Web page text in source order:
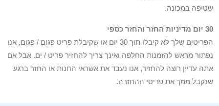
שטיפה במכונה.
30 יום מדיניות החזר והחזר כספי
הפריטים שלך לא קיבלו תוך 30 יום או שקיבלת פריט פגום / פגום, אנו
נפתור מראש להזמנות החלפה ואינך צריך להחזיר פריט / ים. אבל אם
אתה עדיין רוצה להחזיר, אנו נעבד את אשראי החנות או החזר ברגע
שנקבל ממך את פריטי ההחזרה.